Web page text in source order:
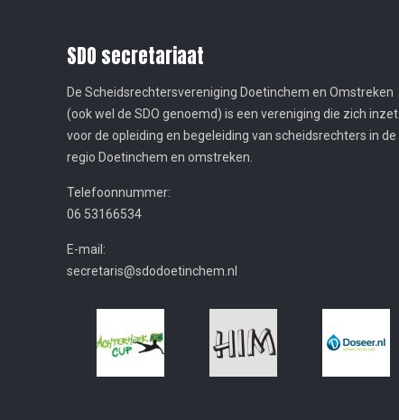
SDO secretariaat
De Scheidsrechtersvereniging Doetinchem en Omstreken
(ook wel de SDO genoemd) is een vereniging die zich inzet
voor de opleiding en begeleiding van scheidsrechters in de
regio Doetinchem en omstreken.
Telefoonnummer:
06 53166534
E-mail:
secretaris@sdodoetinchem.nl